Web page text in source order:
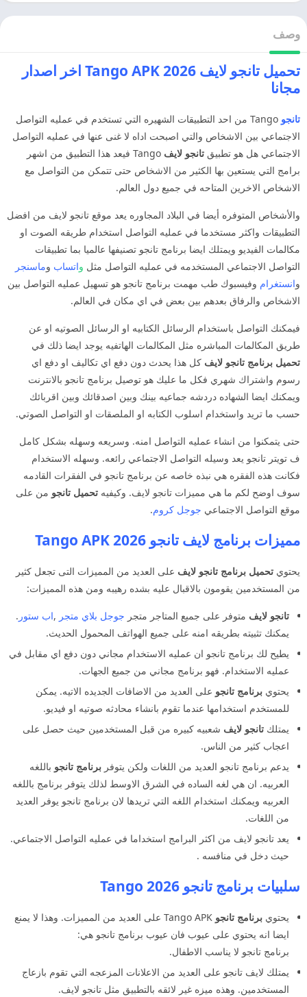
وصف
تحميل تانجو لايف 2026 Tango APK اخر اصدار
مجانا
تانجو
Tango من احد التطبيقات الشهيره التي تستخدم في عمليه التواصل
الاجتماعي بين الاشخاص والتي اصبحت اداه لا غنى عنها في عمليه التواصل
الاجتماعي هل هو تطبيق تانجو لايف
Tango فيعد هذا التطبيق من اشهر
برامج التي يستعين بها الكثير من الاشخاص حتى تتمكن من التواصل مع
الاشخاص الاخرين المتاحه في جميع دول العالم.
والأشخاص المتوفره أيضا في البلاد المجاوره يعد موقع تانجو لايف من افضل
التطبيقات واكثر مستخدما في عمليه التواصل استخدام طريقه الصوت او
مكالمات الفيديو ويمتلك ايضا برنامج تانجو تصنيفها عالميا بما تطبيقات
التواصل الاجتماعي المستخدمه في عمليه التواصل مثل واتساب وماسنجر
وانستغرام وفيسبوك طب مهمت برنامج تانجو هو تسهيل عمليه التواصل بين
الاشخاص والرفاق بعدهم بين بعض في اي مكان في العالم.
فيمكنك التواصل باستخدام الرسائل الكتابيه او الرسائل الصوتيه او عن
طريق المكالمات المباشره مثل المكالمات الهاتفيه يوجد ايضا ذلك في
تحميل برنامج تانجو لايف كل هذا يحدث دون دفع اي تكاليف او دفع اي
رسوم واشتراك شهري فكل ما عليك هو توصيل برنامج تانجو بالانترنت
ويمكنك ايضا الشهاده دردشه جماعيه بينك وبين اصدقائك وبين اقربائك
حسب ما تريد واستخدام اسلوب الكتابه او الملصقات او التواصل الصوتي.
حتى يتمكنوا من انشاء عمليه التواصل امنه. وسريعه وسهله بشكل كامل
ف تويتر تانجو يعد وسيله التواصل الاجتماعي رائعه. وسهله الاستخدام
فكانت هذه الفقره هي نبذه خاصه عن برنامج تانجو في الفقرات القادمه
سوف اوضح لكم ما هي مميزات تانجو لايف. وكيفيه تحميل تانجو من على
موقع التواصل الاجتماعي جوجل كروم.
مميزات برنامج لايف تانجو 2026 Tango APK
يحتوي تحميل برنامج تانجو لايف على العديد من المميزات التى تجعل كثير
من المستخدمين يقومون بالاقبال عليه بشده رهيبه ومن هذه المميزات:
تانجو لايف متوفر على جميع المتاجر متجر جوجل بلاي متجر ,اب ستور .
يمكنك تثبيته بطريقه امنه على جميع الهواتف المحمول الحديث.
يطيح لك برنامج تانجو ان عمليه الاستخدام مجاني دون دفع اي مقابل في
عمليه الاستخدام. فهو برنامج مجاني من جميع الجهات.
يحتوي برنامج تانجو على العديد من الاضافات الجديده الاتيه. يمكن
للمستخدم استخدامها عندما تقوم بانشاء محادثه صوتيه او فيديو.
يمتلك تانجو لايف شعبيه كبيره من قبل المستخدمين حيث حصل على
اعجاب كثير من الناس.
يدعم برنامج تانجو العديد من اللغات ولكن يتوفر برنامج تانجو باللغه
العربيه. ان هي لغه الساده في الشرق الاوسط لذلك يتوفر برنامج باللغه
العربيه ويمكنك استخدام اللغه التي تريدها لان برنامج تانجو يوفر العديد
من اللغات.
يعد تانجو لايف من اكثر البرامج استخداما في عمليه التواصل الاجتماعي.
حيث دخل في منافسه .
سلبيات برنامج تانجو 2026 Tango
يحتوي برنامج تانجو
Tango APK على العديد من المميزات. وهذا لا يمنع
ايضا انه يحتوي على عيوب فان عيوب برنامج تانجو هي:
برنامج تانجو لا يناسب الاطفال.
يمتلك لايف تانجو على العديد من الاعلانات المزعجه التي تقوم بازعاج
المستخدمين. وهذه ميزه غير لائقه بالتطبيق مثل تانجو لايف.